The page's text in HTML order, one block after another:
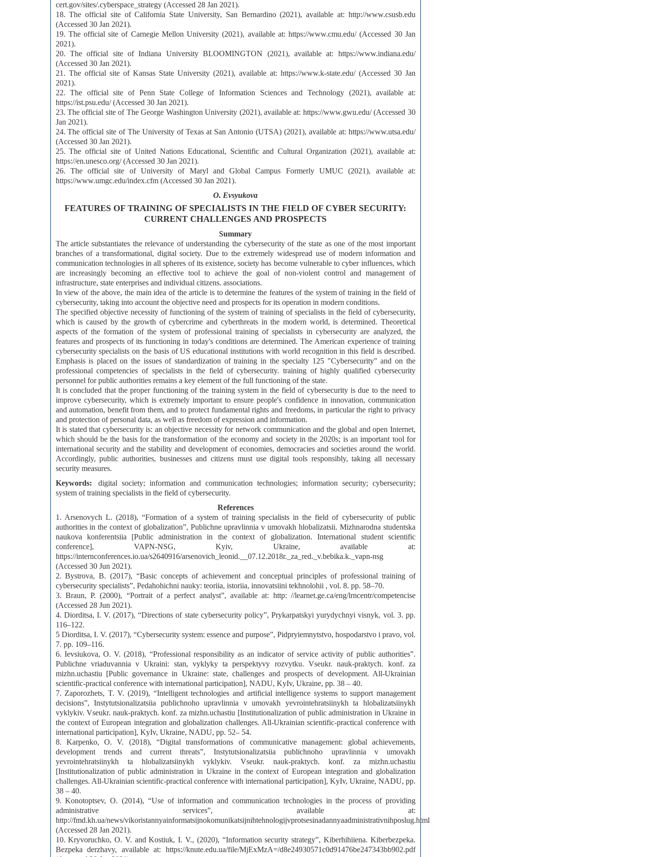
cert.gov/sites/.cyberspace_strategy (Accessed 28 Jan 2021).
18. The official site of California State University, San Bernardino (2021), available at: http://www.csusb.edu
(Accessed 30 Jan 2021).
19. The official site of Carnegie Mellon University (2021), available at: https://www.cmu.edu/ (Accessed 30 Jan
2021).
20. The official site of Indiana University BLOOMINGTON (2021), available at: https://www.indiana.edu/
(Accessed 30 Jan 2021).
21. The official site of Kansas State University (2021), available at: https://www.k-state.edu/ (Accessed 30 Jan
2021).
22. The official site of Penn State College of Information Sciences and Technology (2021), available at:
https://ist.psu.edu/ (Accessed 30 Jan 2021).
23. The official site of The George Washington University (2021), available at: https://www.gwu.edu/ (Accessed 30
Jan 2021).
24. The official site of The University of Texas at San Antonio (UTSA) (2021), available at: https://www.utsa.edu/
(Accessed 30 Jan 2021).
25. The official site of United Nations Educational, Scientific and Cultural Organization (2021), available at:
https://en.unesco.org/ (Accessed 30 Jan 2021).
26. The official site of University of Maryl and Global Campus Formerly UMUC (2021), available at:
https://www.umgc.edu/index.cfm (Accessed 30 Jan 2021).
О. Evsyukova
FEATURES OF TRAINING OF SPECIALISTS IN THE FIELD OF CYBER SECURITY:
CURRENT CHALLENGES AND PROSPECTS
Summary
The article substantiates the relevance of understanding the cybersecurity of the state as one of the most important
branches of a transformational, digital society. Due to the extremely widespread use of modern information and
communication technologies in all spheres of its existence, society has become vulnerable to cyber influences, which
are increasingly becoming an effective tool to achieve the goal of non-violent control and management of
infrastructure, state enterprises and individual citizens. associations.
In view of the above, the main idea of the article is to determine the features of the system of training in the field of
cybersecurity, taking into account the objective need and prospects for its operation in modern conditions.
The specified objective necessity of functioning of the system of training of specialists in the field of cybersecurity,
which is caused by the growth of cybercrime and cyberthreats in the modern world, is determined. Theoretical
aspects of the formation of the system of professional training of specialists in cybersecurity are analyzed, the
features and prospects of its functioning in today's conditions are determined. The American experience of training
cybersecurity specialists on the basis of US educational institutions with world recognition in this field is described.
Emphasis is placed on the issues of standardization of training in the specialty 125 "Cybersecurity" and on the
professional competencies of specialists in the field of cybersecurity. training of highly qualified cybersecurity
personnel for public authorities remains a key element of the full functioning of the state.
It is concluded that the proper functioning of the training system in the field of cybersecurity is due to the need to
improve cybersecurity, which is extremely important to ensure people's confidence in innovation, communication
and automation, benefit from them, and to protect fundamental rights and freedoms, in particular the right to privacy
and protection of personal data, as well as freedom of expression and information.
It is stated that cybersecurity is: an objective necessity for network communication and the global and open Internet,
which should be the basis for the transformation of the economy and society in the 2020s; is an important tool for
international security and the stability and development of economies, democracies and societies around the world.
Accordingly, public authorities, businesses and citizens must use digital tools responsibly, taking all necessary
security measures.
Keywords:
digital society; information and communication technologies; information security; cybersecurity;
system of training specialists in the field of cybersecurity.
References
1. Arsenovych L. (2018), “Formation of a system of training specialists in the field of cybersecurity of public
authorities in the context of globalization”, Publichne upravlinnia v umovakh hlobalizatsii. Mizhnarodna studentska
naukova konferentsiia [Public administration in the context of globalization. International student scientific
conference], VAPN-NSG, Kyiv, Ukraine, available at:
https://internconferences.io.ua/s2640916/arsenovich_leonid.__07.12.2018r._za_red._v.bebika.k._vapn-nsg
(Accessed 30 Jun 2021).
2. Bystrova, B. (2017), “Basic concepts of achievement and conceptual principles of professional training of
cybersecurity specialists”, Pedahohichni nauky: teoriia, istoriia, innovatsiini tekhnolohii , vol. 8. pp. 58–70.
3. Braun, P. (2000), “Portrait of a perfect analyst”, available at: http: //learnet.ge.ca/eng/lrncentr/competencise
(Accessed 28 Jun 2021).
4. Diorditsa, I. V. (2017), “Directions of state cybersecurity policy”, Prykarpatskyi yurydychnyi visnyk, vol. 3. pp.
116–122.
5 Diorditsa, I. V. (2017), “Cybersecurity system: essence and purpose”, Pidpryiemnytstvo, hospodarstvo i pravo, vol.
7. pp. 109–116.
6. Ievsiukova, O. V. (2018), “Professional responsibility as an indicator of service activity of public authorities”.
Publichne vriaduvannia v Ukraini: stan, vyklyky ta perspektyvy rozvytku. Vseukr. nauk-praktych. konf. za
mizhn.uchastiu [Public governance in Ukraine: state, challenges and prospects of development. All-Ukrainian
scientific-practical conference with international participation], NADU, KyIv, Ukraine, pp. 38 – 40.
7. Zaporozhets, T. V. (2019), “Intelligent technologies and artificial intelligence systems to support management
decisions”, Instytutsionalizatsiia publichnoho upravlinnia v umovakh yevrointehratsiinykh ta hlobalizatsiinykh
vyklykiv. Vseukr. nauk-praktych. konf. za mizhn.uchastiu [Institutionalization of public administration in Ukraine in
the context of European integration and globalization challenges. All-Ukrainian scientific-practical conference with
international participation], KyIv, Ukraine, NADU, pp. 52– 54.
8. Karpenko, O. V. (2018), “Digital transformations of communicative management: global achievements,
development trends and current threats”, Instytutsionalizatsiia publichnoho upravlinnia v umovakh
yevrointehratsiinykh ta hlobalizatsiinykh vyklykiv. Vseukr. nauk-praktych. konf. za mizhn.uchastiu
[Institutionalization of public administration in Ukraine in the context of European integration and globalization
challenges. All-Ukrainian scientific-practical conference with international participation], KyIv, Ukraine, NADU, pp.
38 – 40.
9. Konotoptsev, O. (2014), “Use of information and communication technologies in the process of providing
administrative services”, available at:
http://fmd.kh.ua/news/vikoristannyainformatsijnokomunikatsijnihtehnologijvprotsesinadannyaadministrativnihposlug.html
(Accessed 28 Jan 2021).
10. Kryvoruchko, O. V. and Kostiuk, I. V., (2020), “Information security strategy”, Kiberhihiiena. Kiberbezpeka.
Bezpeka derzhavy, available at: https://knute.edu.ua/file/MjExMzA=/d8e24930571c0d91476be247343bb902.pdf